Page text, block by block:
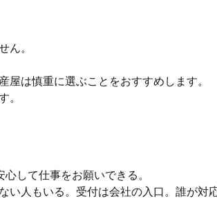
ん。
は慎重に選ぶことをおすすめします。
。
して仕事をお願いできる。
い人もいる。受付は会社の入口。誰が対